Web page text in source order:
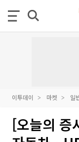
이투데이 마켓 일
[오늘의 증